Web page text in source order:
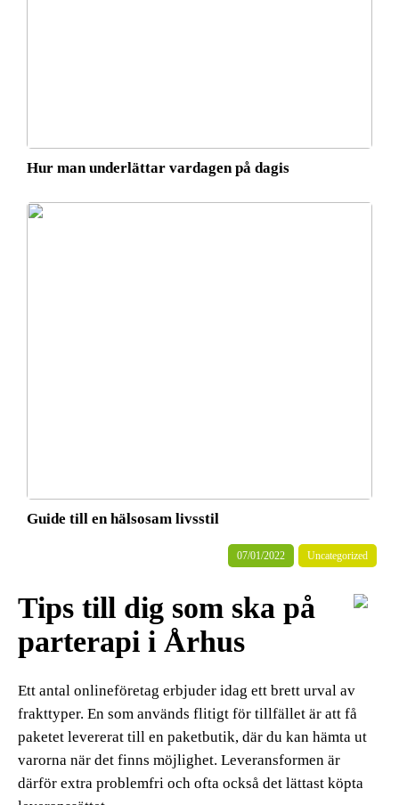
Hur man underlättar vardagen på dagis
Guide till en hälsosam livsstil
07/01/2022 Uncategorized
Tips till dig som ska på
parterapi i Århus
Ett antal onlineföretag erbjuder idag ett brett urval av
frakttyper. En som används flitigt för tillfället är att få
paketet levererat till en paketbutik, där du kan hämta ut
varorna när det finns möjlighet. Leveransformen är
därför extra problemfri och ofta också det lättast köpta